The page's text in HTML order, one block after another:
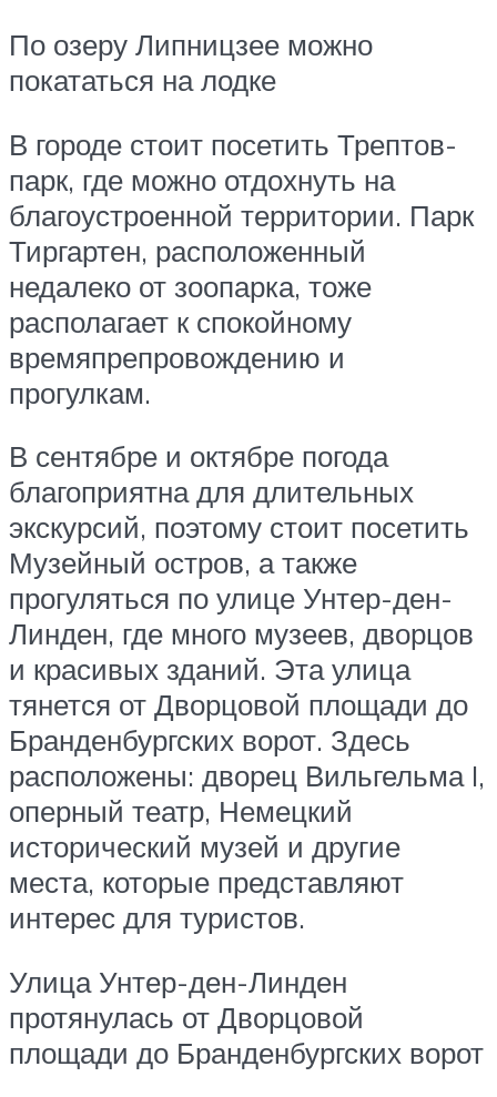
По озеру Липницзее можно
покататься на лодке
В городе стоит посетить Трептов-
парк, где можно отдохнуть на
благоустроенной территории. Парк
Тиргартен, расположенный
недалеко от зоопарка, тоже
располагает к спокойному
времяпрепровождению и
прогулкам.
В сентябре и октябре погода
благоприятна для длительных
экскурсий, поэтому стоит посетить
Музейный остров, а также
прогуляться по улице Унтер-ден-
Линден, где много музеев, дворцов
и красивых зданий. Эта улица
тянется от Дворцовой площади до
Бранденбургских ворот. Здесь
расположены: дворец Вильгельма I,
оперный театр, Немецкий
исторический музей и другие
места, которые представляют
интерес для туристов.
Улица Унтер-ден-Линден
протянулась от Дворцовой
площади до Бранденбургских ворот